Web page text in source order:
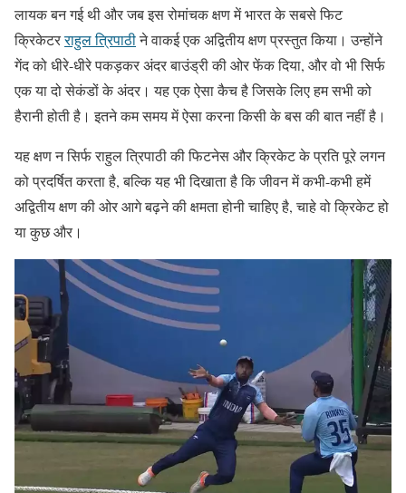
लायक बन गई थी और जब इस रोमांचक क्षण में भारत के सबसे फिट
क्रिकेटरराहुल त्रिपाठीने वाकई एक अद्वितीय क्षण प्रस्तुत किया। उन्होंने
गेंद को धीरे-धीरे पकड़कर अंदर बाउंड्री की ओर फेंक दिया, और वो भी सिर्फ
एक या दो सेकंडों के अंदर। यह एक ऐसा कैच है जिसके लिए हम सभी को
हैरानी होती है। इतने कम समय में ऐसा करना किसी के बस की बात नहीं है।
यह क्षण न सिर्फ राहुल त्रिपाठी की फिटनेस और क्रिकेट के प्रति पूरे लगन
को प्रदर्षित करता है, बल्कि यह भी दिखाता है कि जीवन में कभी-कभी हमें
अद्वितीय क्षण की ओर आगे बढ़ने की क्षमता होनी चाहिए है, चाहे वो क्रिकेट हो
या कुछ और।